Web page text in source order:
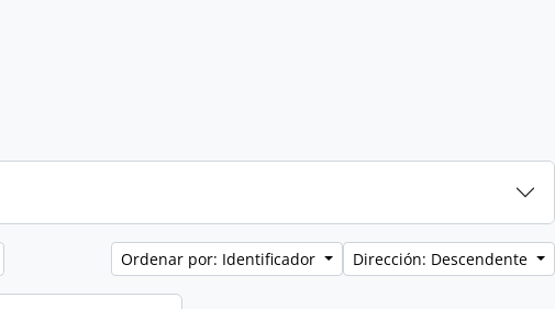
Ordenar por: Identificador Dirección: Descendente